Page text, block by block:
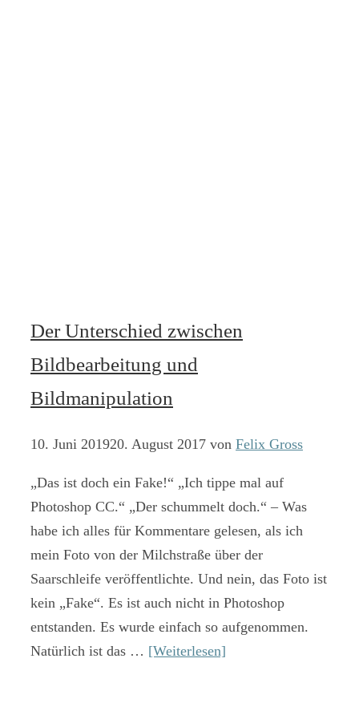
Der Unterschied zwischen
Bildbearbeitung und
Bildmanipulation
10. Juni 201920. August 2017 von Felix Gross
„Das ist doch ein Fake!“ „Ich tippe mal auf
Photoshop CC.“ „Der schummelt doch.“ – Was
habe ich alles für Kommentare gelesen, als ich
mein Foto von der Milchstraße über der
Saarschleife veröffentlichte. Und nein, das Foto ist
kein „Fake“. Es ist auch nicht in Photoshop
entstanden. Es wurde einfach so aufgenommen.
Natürlich ist das … [Weiterlesen]